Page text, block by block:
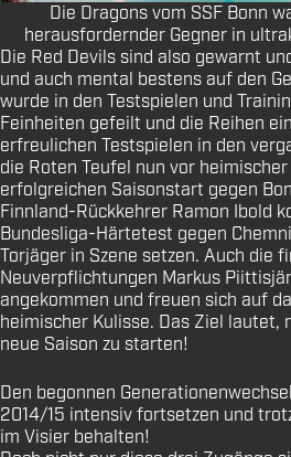
Die Dragons vom SSF Bonn
herausfordernder Gegner in
Die Red Devils sind also gewarnt
und auch mental bestens auf den
wurde in den Testspielen und
Feinheiten gefeilt und die Reihen
erfreulichen Testspielen in den
die Roten Teufel nun vor
erfolgreichen Saisonstart gegen
Finnland-Rückkehrer Ramon Ibold
Bundesliga-Härtetest gegen
Torjäger in Szene setzen. Auch die
Neuverpflichtungen Markus
angekommen und freuen sich auf
heimischer Kulisse. Das Ziel lautet,
neue Saison zu starten!
Den begonnen
2014/15 intensiv fortsetzen und
im Visier behalten!